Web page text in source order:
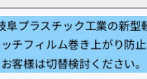
阜プラスチック工業の新
チフィルム巻き上がり防
客様は切替検討ください。